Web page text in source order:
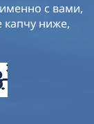
с вами,
капчу ниже,